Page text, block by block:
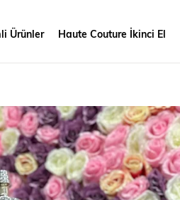
Ürünler Haute Couture İkinci El